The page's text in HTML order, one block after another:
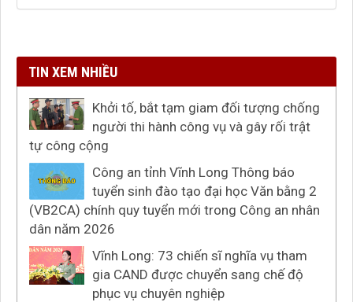
TIN XEM NHIỀU
Khởi tố, bắt tạm giam đối tượng chống
người thi hành công vụ và gây rối trật
tự công cộng
Công an tỉnh Vĩnh Long Thông báo
tuyển sinh đào tạo đại học Văn bằng 2
(VB2CA) chính quy tuyển mới trong Công an nhân
dân năm 2026
Vĩnh Long: 73 chiến sĩ nghĩa vụ tham
gia CAND được chuyển sang chế độ
phục vụ chuyên nghiệp